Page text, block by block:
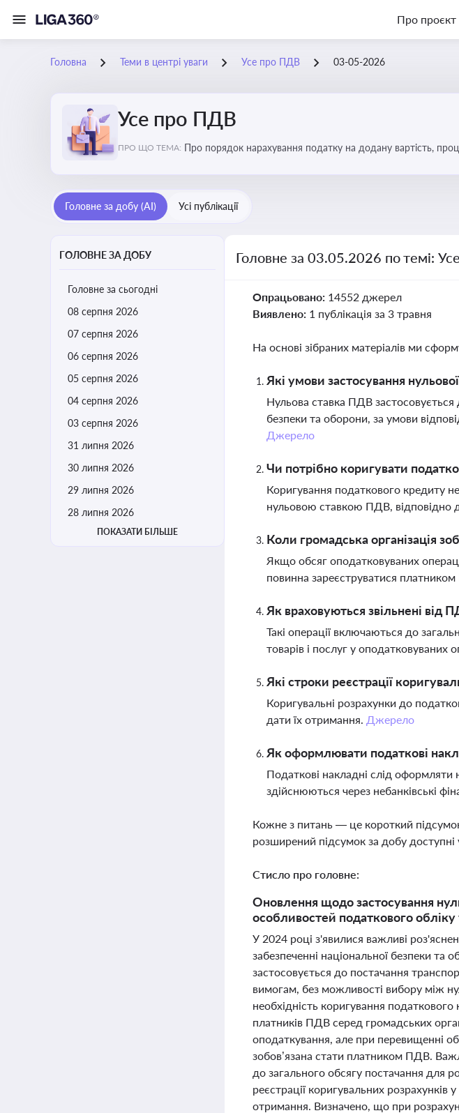
Про проєкт
Головна Теми в центрі уваги Усе про ПДВ 03-05-2026
Усе про ПДВ
ПРО ЩО ТЕМА: Про порядок нарахування податку на додану вартість,
Головне за добу (AI) Усі публікації
ГОЛОВНЕ ЗА ДОБУ
Головне за сьогодні
08 серпня 2026
07 серпня 2026
06 серпня 2026
05 серпня 2026
04 серпня 2026
03 серпня 2026
31 липня 2026
30 липня 2026
29 липня 2026
28 липня 2026
ПОКАЗАТИ БІЛЬШЕ
Головне за 03.05.2026 по темі:
Опрацьовано: 14552 джерел
Виявлено: 1 публікація за 3 травня
На основі зібраних матеріалів ми
Які умови застосування
Нульова ставка ПДВ застосовується
безпеки та оборони, за умови
Джерело
Чи потрібно коригувати
Коригування податкового кредиту
нульовою ставкою ПДВ, відповідно
Коли громадська організація
Якщо обсяг оподатковуваних
повинна зареєструватися
Як враховуються звільнені від
Такі операції включаються до
товарів і послуг у оподатковуваних
Які строки реєстрації
Коригувальні розрахунки до
дати їх отримання. Джерело
Як оформлювати податкові
Податкові накладні слід
здійснюються через небанківські
Кожне з питань — це короткий
розширений підсумок за добу доступні
Стисло про головне:
Оновлення щодо застосування
особливостей податкового обліку
У 2024 році з'явилися важливі
забезпеченні національної безпеки
застосовується до постачання
вимогам, без можливості вибору між
необхідність коригування
платників ПДВ серед громадських
оподаткування, але при перевищенні
зобов’язана стати платником ПДВ.
до загального обсягу постачання для
реєстрації коригувальних
отримання. Визначено, що при